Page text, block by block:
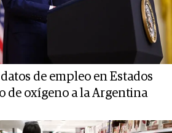
de empleo en Estados
de oxígeno a la Argentina